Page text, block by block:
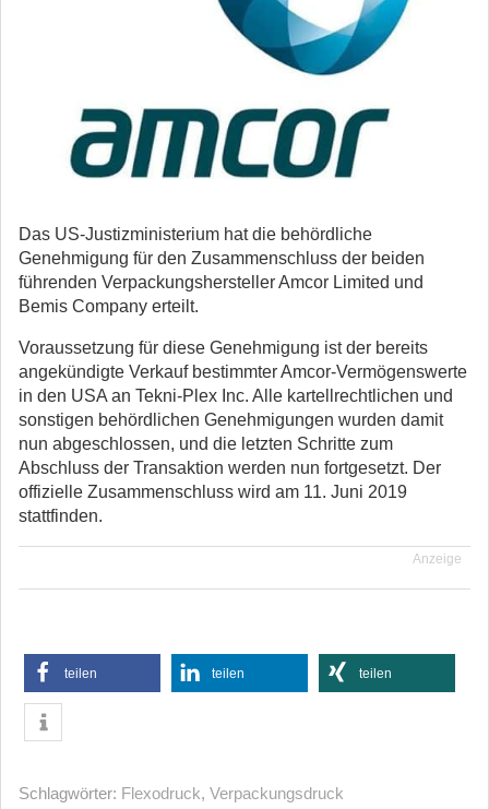
Das US-Justizministerium hat die behördliche
Genehmigung für den Zusammenschluss der beiden
führenden Verpackungshersteller Amcor Limited und
Bemis Company erteilt.
Voraussetzung für diese Genehmigung ist der bereits
angekündigte Verkauf bestimmter Amcor-Vermögenswerte
in den USA an Tekni-Plex Inc. Alle kartellrechtlichen und
sonstigen behördlichen Genehmigungen wurden damit
nun abgeschlossen, und die letzten Schritte zum
Abschluss der Transaktion werden nun fortgesetzt. Der
offizielle Zusammenschluss wird am 11. Juni 2019
stattfinden.
Anzeige
teilen teilen teilen
Schlagwörter: Flexodruck, Verpackungsdruck